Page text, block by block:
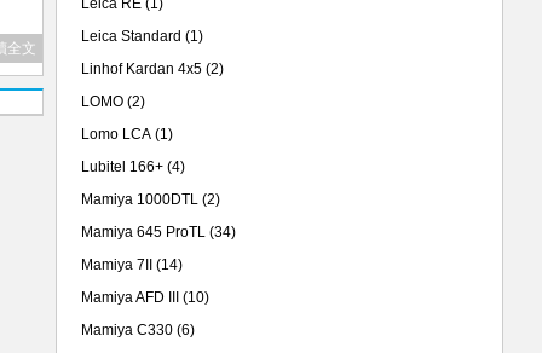
全文
Leica RE (1)
Leica Standard (1)
Linhof Kardan 4x5 (2)
LOMO (2)
Lomo LCA (1)
Lubitel 166+ (4)
Mamiya 1000DTL (2)
Mamiya 645 ProTL (34)
Mamiya 7II
(14)
Mamiya AFD III
(10)
Mamiya C330 (6)